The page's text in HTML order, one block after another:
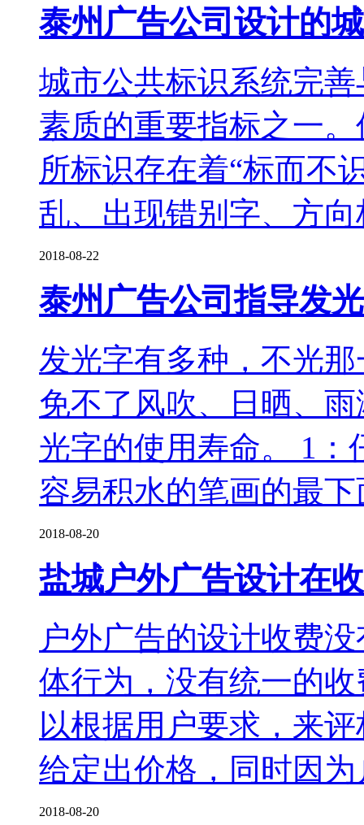
泰州广告公司设计的
城市公共标识系统完
素质的重要指标之一
所标识存在着“标而不
乱、出现错别字、方向
2018-08-22
泰州广告公司指导发
发光字有多种，不光
免不了风吹、日晒、
光字的使用寿命。 1
容易积水的笔画的最下
2018-08-20
盐城户外广告设计在
户外广告的设计收费
体行为，没有统一的
以根据用户要求，来
给定出价格，同时因为
2018-08-20